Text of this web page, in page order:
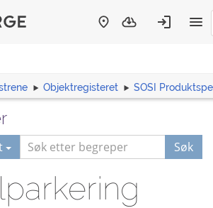
Objektregisteret SOSI
Søk